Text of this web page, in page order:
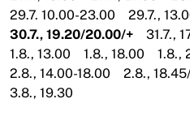
29.7. 10.00-23.00
29.7.,
30.7., 19.20/20.00/+
31.7.,
1.8., 13.00
1.8., 18.00 1.8.,
2.8., 14.00-18.00
2.8.,
3.8., 19.30